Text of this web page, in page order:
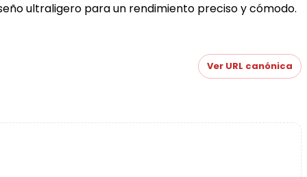
ultraligero para un rendimiento preciso y cómodo.
Ver URL canónica